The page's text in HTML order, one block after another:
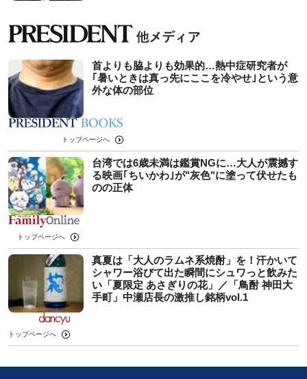
首よりも脇よりも効果的…熱中症研究者が
｢暑いときは真っ先にここを冷やせ｣という意
外な体の部位
トップページへ
台湾では6歳未満は鑑賞NGに…大人が震撼す
る映画｢ちいかわ｣が"灰色"に塗って伏せたも
のの正体
トップページへ
真夏は「大人のラムネ系焼酎」を！汗かいて
シャワー浴びて出た瞬間にシュワっと飲みた
い「夏限定 あさぎりの花」／「鳥酎 神田大
手町」中瀬店長の激推し銘柄vol.1
トップページへ